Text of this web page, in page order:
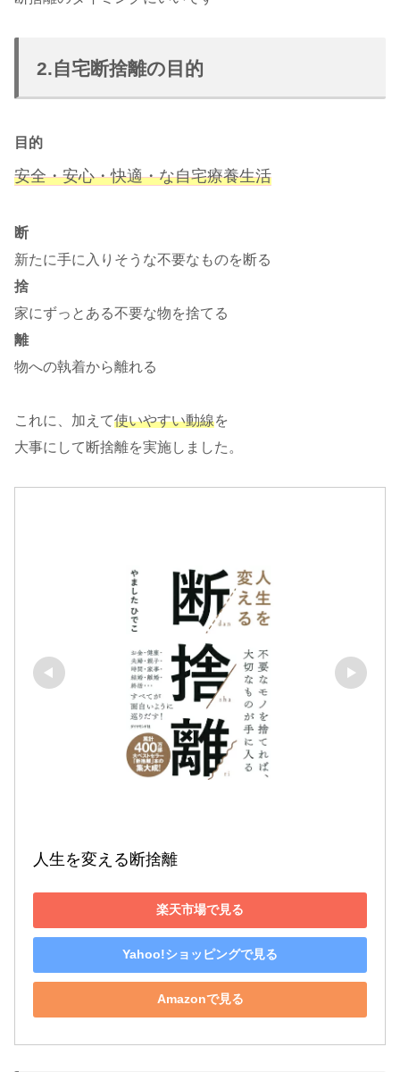
2.自宅断捨離の目的
目的
安全・安心・快適・な自宅療養生活
断
新たに手に入りそうな不要なものを断る
捨
家にずっとある不要な物を捨てる
離
物への執着から離れる
これに、加えて使いやすい動線を
大事にして断捨離を実施しました。
人生を変える断捨離
楽天市場で見る
Yahoo!ショッピングで見る
Amazonで見る